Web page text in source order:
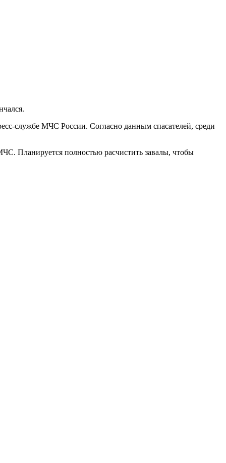
службе МЧС России. Согласно данным спасателей, среди
Планируется полностью расчистить завалы, чтобы